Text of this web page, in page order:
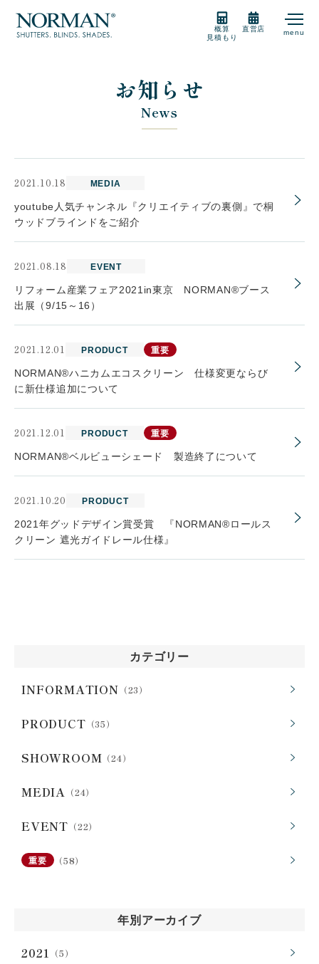
概算
見積もり
直営店 menu
お知らせ
News
2021.10.18 MEDIA
youtube人気チャンネル『クリエイティブの裏側』で桐
ウッドブラインドをご紹介
2021.08.18 EVENT
リフォーム産業フェア2021in東京 NORMAN®ブース
出展（9/15～16）
2021.12.01 PRODUCT 重要
NORMAN®ハニカムエコスクリーン 仕様変更ならび
に新仕様追加について
2021.12.01 PRODUCT 重要
NORMAN®ベルビューシェード 製造終了について
2021.10.20 PRODUCT
2021年グッドデザイン賞受賞 『NORMAN®ロールス
クリーン 遮光ガイドレール仕様』
カテゴリー
INFORMATION （23）
PRODUCT （35）
SHOWROOM （24）
MEDIA （24）
EVENT （22）
重要 （58）
年別アーカイブ
2021 （5）
サポート
会社案内
よくあるご質問 お問い合わせ